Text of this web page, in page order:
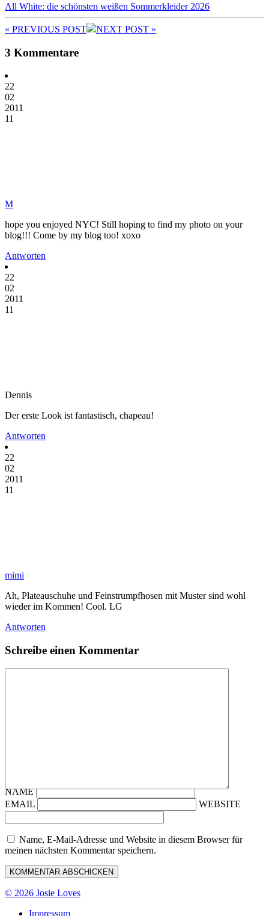
All White: die schönsten weißen Sommerkleider 2026
« PREVIOUS POST NEXT POST »
3 Kommentare
22
02
2011
11
M
hope you enjoyed NYC! Still hoping to find my photo on your
blog!!! Come by my blog too! xoxo
Antworten
22
02
2011
11
Dennis
Der erste Look ist fantastisch, chapeau!
Antworten
22
02
2011
11
mimi
Ah, Plateauschuhe und Feinstrumpfhosen mit Muster sind wohl
wieder im Kommen! Cool. LG
Antworten
Schreibe einen Kommentar
NAME
EMAIL
WEBSITE
Name, E-Mail-Adresse und Website in diesem Browser für
meinen nächsten Kommentar speichern.
© 2026 Josie Loves
Impressum